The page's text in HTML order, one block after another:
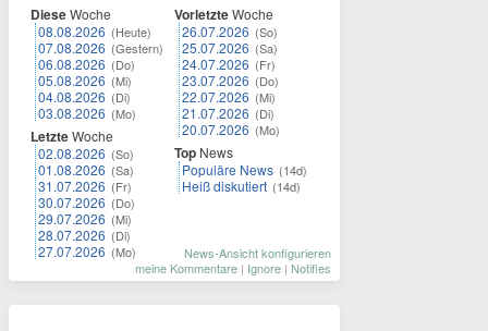
DieseWoche
08.08.2026 (Heute)
07.08.2026 (Gestern)
06.08.2026 (Do)
05.08.2026 (Mi)
04.08.2026 (Di)
03.08.2026 (Mo)
LetzteWoche
02.08.2026 (So)
01.08.2026 (Sa)
31.07.2026 (Fr)
30.07.2026 (Do)
29.07.2026 (Mi)
28.07.2026 (Di)
27.07.2026 (Mo)
VorletzteWoche
26.07.2026 (So)
25.07.2026 (Sa)
24.07.2026 (Fr)
23.07.2026 (Do)
22.07.2026 (Mi)
21.07.2026 (Di)
20.07.2026 (Mo)
Top News
Populäre News (14d)
Heiß diskutiert (14d)
News-Ansicht konfigurieren
meine Kommentare | Ignore | Notifies